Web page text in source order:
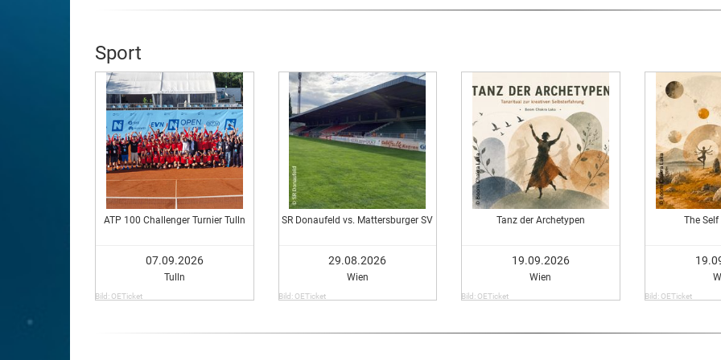
Sport
ATP 100 Challenger Turnier Tulln
07.09.2026
Tulln
Bild: OETicket
SR Donaufeld vs. Mattersburger SV
29.08.2026
Wien
Bild: OETicket
Tanz der Archetypen
19.09.2026
Wien
Bild: OETicket
The
Bild: OETicket